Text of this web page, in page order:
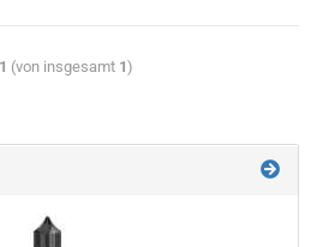
1 (von insgesamt 1)